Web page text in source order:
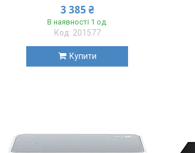
3 385 ₴
В наявності 1 од.
201577
Купити